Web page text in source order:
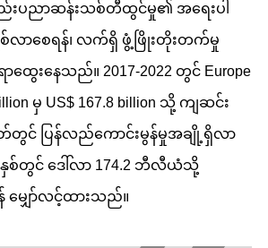
းပညာဆန်းသစ်တီထွင်မှု၏ အရေးပါ
လာစေရန်၊ လက်ရှိ ဖွံ့ဖြိုးတိုးတက်မှု
ေးနေသည်။ 2017-2022 တွင် Europe
မှ US$ 167.8 billion သို့ ကျဆင်း
တွင် ပြန်လည်ကောင်းမွန်မှုအချို့ရှိလာ
ခုနှစ်တွင် ဒေါ်လာ 174.2 ဘီလီယံသို့
မျှော်လင့်ထားသည်။